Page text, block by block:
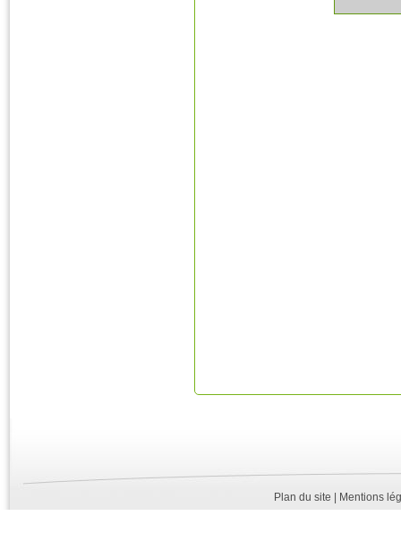
Plan du site | Mentions